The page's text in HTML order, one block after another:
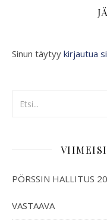
Sinun täytyy kirjautua
PÖRSSIN HALLITUS
VASTAAVA